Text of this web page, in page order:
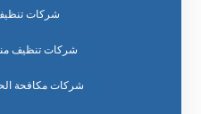
شركات
شركات تنظيف
شركات مكافحة